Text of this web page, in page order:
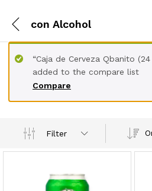
con Alcohol
Compare
“Caja de Cerveza Qbanito
added to the compare list
Filter